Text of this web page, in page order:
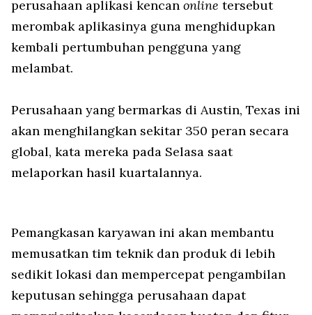
perusahaan aplikasi kencan online tersebut
merombak aplikasinya guna menghidupkan
kembali pertumbuhan pengguna yang
melambat.
Perusahaan yang bermarkas di Austin, Texas ini
akan menghilangkan sekitar 350 peran secara
global, kata mereka pada Selasa saat
melaporkan hasil kuartalannya.
Pemangkasan karyawan ini akan membantu
memusatkan tim teknik dan produk di lebih
sedikit lokasi dan mempercepat pengambilan
keputusan sehingga perusahaan dapat